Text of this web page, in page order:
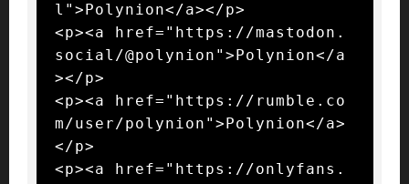
l">Polynion</a></p>
<p><a href="https://mastodon.
social/@polynion">Polynion</a
></p>
<p><a href="https://rumble.co
m/user/polynion">Polynion</a>
</p>
<p><a href="https://onlyfans.